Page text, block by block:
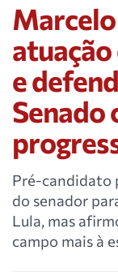
atuação
e
Senado
Pré-candidato
do senador
Lula, mas
campo mais à